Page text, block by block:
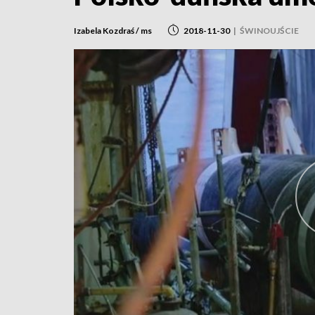
Izabela Kozdraś / ms 2018-11-30 | ŚWINOUJŚCIE